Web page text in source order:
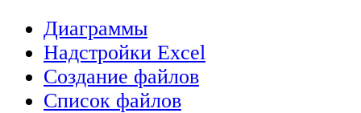
Диаграммы
Надстройки Excel
Создание файлов
Список файлов